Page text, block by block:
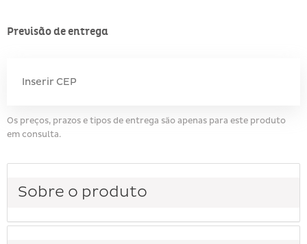
Previsão de entrega
Os preços, prazos e tipos de entrega são apenas para este produto
em consulta.
Sobre o produto